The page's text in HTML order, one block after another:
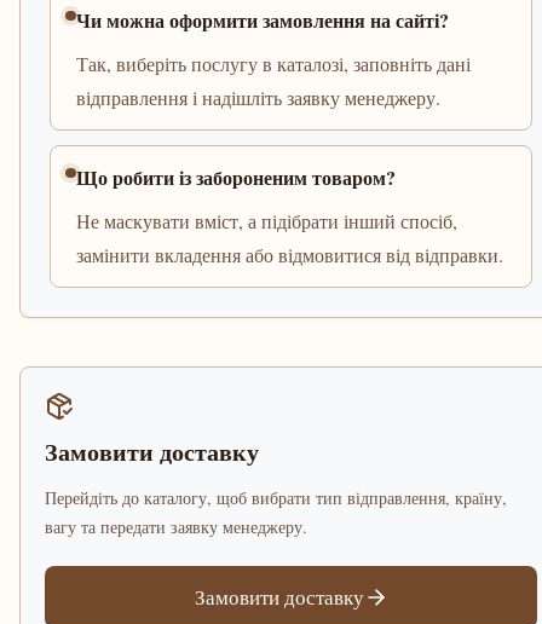
Чи можна оформити замовлення на сайті?
Так, виберіть послугу в каталозі, заповніть дані
відправлення і надішліть заявку менеджеру.
Що робити із забороненим товаром?
Не маскувати вміст, а підібрати інший спосіб,
замінити вкладення або відмовитися від відправки.
Замовити доставку
Перейдіть до каталогу, щоб вибрати тип відправлення, країну,
вагу та передати заявку менеджеру.
Замовити доставку